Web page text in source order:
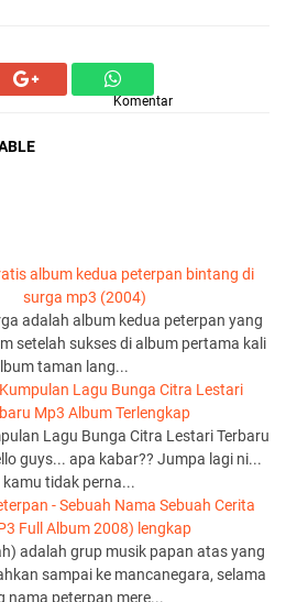
Komentar
album kedua peterpan bintang di
surga mp3 (2004)
adalah album kedua peterpan yang
setelah sukses di album pertama kali
taman lang...
Lagu Bunga Citra Lestari
Mp3 Album Terlengkap
Lagu Bunga Citra Lestari Terbaru
guys... apa kabar?? Jumpa lagi ni...
tidak perna...
- Sebuah Nama Sebuah Cerita
Full Album 2008) lengkap
adalah grup musik papan atas yang
sampai ke mancanegara, selama
nama peterpan mere...